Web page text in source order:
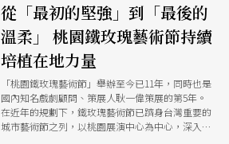
戲再現、戲曲夢工廠等皆設有策展人。另一方面，
國家表演藝術中心轄下三大場館的齊備，有更多自
製節目、委託製作、國際共製、孵育平台等，藉此
體現場館的主體性與主動性。 當場館、策展人在
節目策劃、製作的位置逐漸明確，又如何與創作者
╱團隊建立藝術創作的關係？或是，怎麼重新想像
演出節目與藝術節的生成？ 場館轉型：製作取向
的轉變與脈絡建立 場館開始有「製作」意識，可
以將國家兩廳院（後簡稱兩廳院）的「旗艦製作」
從「最初的堅強」到「最後的
溫柔」 桃園鐵玫瑰藝術節持續
培植在地力量
「桃園鐵玫瑰藝術節」舉辦至今已11年，同時也是
國內知名戲劇顧問、策展人耿一偉策展的第5年。
在近年的規劃下，鐵玫瑰藝術節已躋身台灣重要的
城市藝術節之列，以桃園展演中心為中心，深入桃